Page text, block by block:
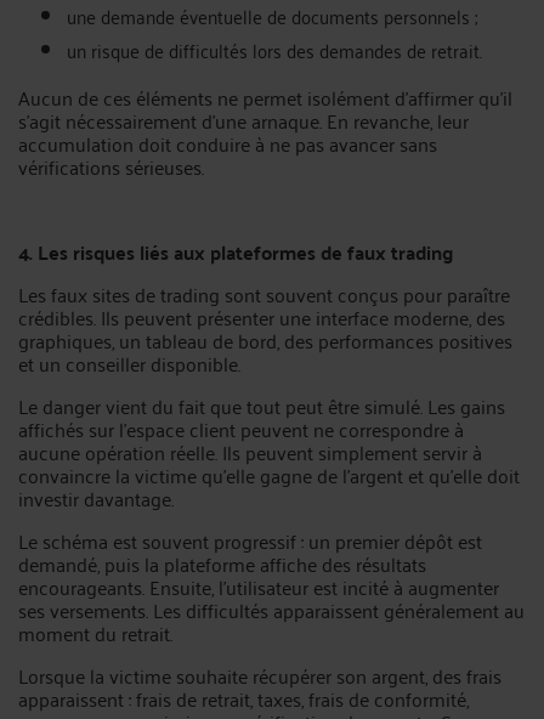
une demande éventuelle de documents personnels ;
un risque de difficultés lors des demandes de retrait.
Aucun de ces éléments ne permet isolément d’affirmer qu’il
s’agit nécessairement d’une arnaque. En revanche, leur
accumulation doit conduire à ne pas avancer sans
vérifications sérieuses.
4. Les risques liés aux plateformes de faux trading
Les faux sites de trading sont souvent conçus pour paraître
crédibles. Ils peuvent présenter une interface moderne, des
graphiques, un tableau de bord, des performances positives
et un conseiller disponible.
Le danger vient du fait que tout peut être simulé. Les gains
affichés sur l’espace client peuvent ne correspondre à
aucune opération réelle. Ils peuvent simplement servir à
convaincre la victime qu’elle gagne de l’argent et qu’elle doit
investir davantage.
Le schéma est souvent progressif : un premier dépôt est
demandé, puis la plateforme affiche des résultats
encourageants. Ensuite, l’utilisateur est incité à augmenter
ses versements. Les difficultés apparaissent généralement au
moment du retrait.
Lorsque la victime souhaite récupérer son argent, des frais
apparaissent : frais de retrait, taxes, frais de conformité,